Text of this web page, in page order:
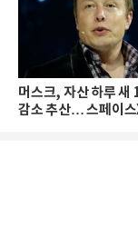
머스크, 자산 하루 새
감소 추산… 스페이스